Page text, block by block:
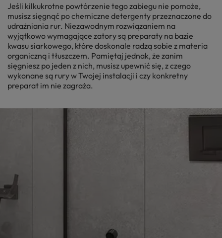
Jeśli kilkukrotne powtórzenie tego zabiegu nie pomoże,
musisz sięgnąć po chemiczne detergenty przeznaczone do
udrażniania rur. Niezawodnym rozwiązaniem na
wyjątkowo wymagające zatory są preparaty na bazie
kwasu siarkowego, które doskonale radzą sobie z materia
organiczną i tłuszczem. Pamiętaj jednak, że zanim
sięgniesz po jeden z nich, musisz upewnić się, z czego
wykonane są rury w Twojej instalacji i czy konkretny
preparat im nie zagraża.